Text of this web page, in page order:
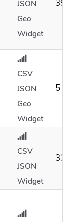
JSON
Geo
Widget
39
CSV
JSON
Geo
Widget
5
CSV
JSON
Widget
33